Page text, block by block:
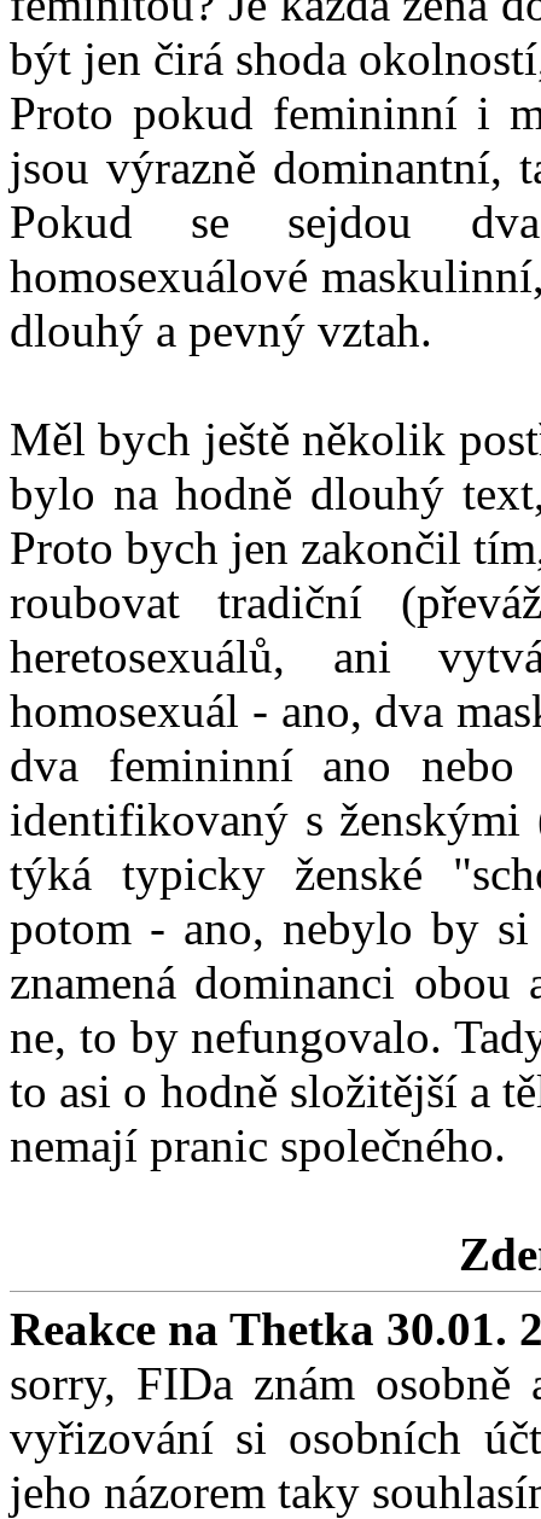
být jen čirá shoda
Proto pokud femininní i
jsou výrazně dominantní,
Pokud se sejdou
homosexuálové
dlouhý a pevný vztah.
Měl bych ještě několik
bylo na hodně dlouhý
Proto bych jen zakončil
roubovat tradiční
heretosexuálů, ani
homosexuál - ano, dva
dva femininní ano nebo
identifikovaný s
týká typicky ženské
potom - ano, nebylo by
znamená dominanci
ne, to by nefungovalo.
to asi o hodně složitější a
nemají pranic společného.
Reakce na Thetka 30.01.
sorry, FIDa znám
vyřizování si osobních
jeho názorem taky